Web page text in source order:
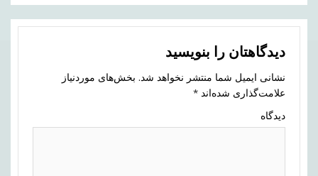
دیدگاهتان را بنویسید
نشانی ایمیل شما منتشر نخواهد شد. بخش‌های موردنیاز
علامت‌گذاری شده‌اند *
دیدگاه